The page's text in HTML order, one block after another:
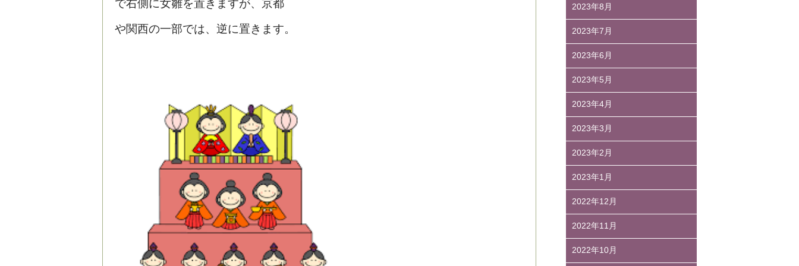
で右側に女雛を置きますが、京都
や関西の一部では、逆に置きます。
2023年8月
2023年7月
2023年6月
2023年5月
2023年4月
2023年3月
2023年2月
2023年1月
2022年12月
2022年11月
2022年10月